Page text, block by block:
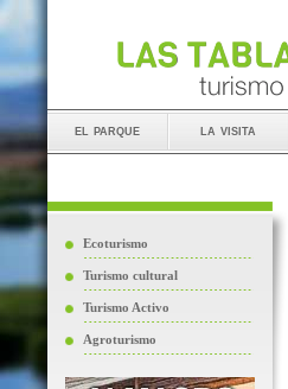
el parque la visita
Ecoturismo
Turismo cultural
Turismo Activo
Agroturismo